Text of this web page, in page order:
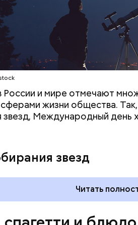
России и мире отмечают
жизни общества.
звезд, Международный день
звезд
Читать
масло;